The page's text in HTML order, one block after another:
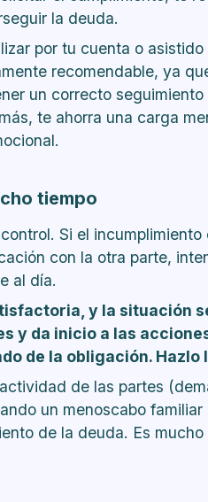
la deuda.
por tu cuenta o
recomendable, ya
un correcto
te ahorra una carga
tiempo
Si el
con la otra parte,
al día.
y la situación
y da inicio a las
de la obligación. Hazlo
de las partes
un menoscabo
de la deuda. Es